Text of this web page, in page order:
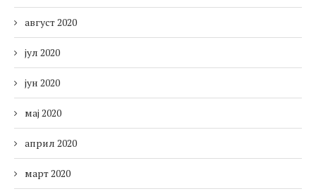
август 2020
јул 2020
јун 2020
мај 2020
април 2020
март 2020